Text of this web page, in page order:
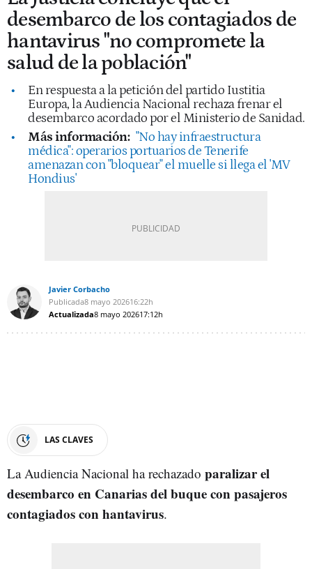
desembarco de los contagiados de
hantavirus "no compromete la
salud de la población"
En respuesta a la petición del partido Iustitia
Europa, la Audiencia Nacional rechaza frenar el
desembarco acordado por el Ministerio de Sanidad.
Más información: "No hay infraestructura
médica": operarios portuarios de Tenerife
amenazan con "bloquear" el muelle si llega el 'MV
Hondius'
Javier Corbacho
Publicada8 mayo 202616:22h
Actualizada8 mayo 202617:12h
LAS CLAVES
La Audiencia Nacional ha rechazado paralizar el
desembarco en Canarias del buque con pasajeros
contagiados con hantavirus.